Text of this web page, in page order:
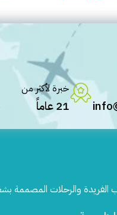
خبرة لأكثر من
21 عاماً
والرحلات المصممة